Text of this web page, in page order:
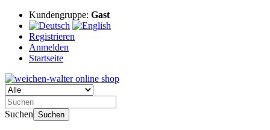
Kundengruppe: Gast
Registrieren
Anmelden
Startseite
Suchen Suchen